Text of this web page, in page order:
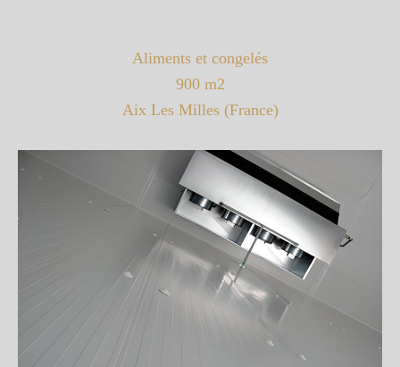
Aliments et congelés
900 m2
Aix Les Milles (France)